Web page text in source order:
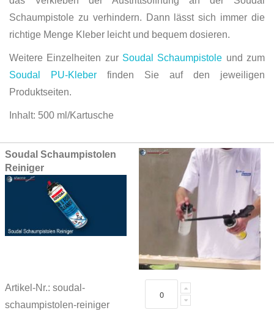
Schaumpistole zu verhindern. Dann lässt sich immer die
richtige Menge Kleber leicht und bequem dosieren.
Weitere Einzelheiten zur Soudal Schaumpistole und zum
Soudal PU-Kleber finden Sie auf den jeweiligen
Produktseiten.
Inhalt: 500 ml/Kartusche
Grouped
product
items
Soudal Schaumpistolen
Reiniger
Artikel-Nr.: soudal-
schaumpistolen-reiniger